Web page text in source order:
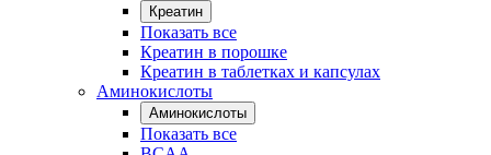
Креатин
Показать все
Креатин в порошке
Креатин в таблетках и капсулах
Аминокислоты
Аминокислоты
Показать все